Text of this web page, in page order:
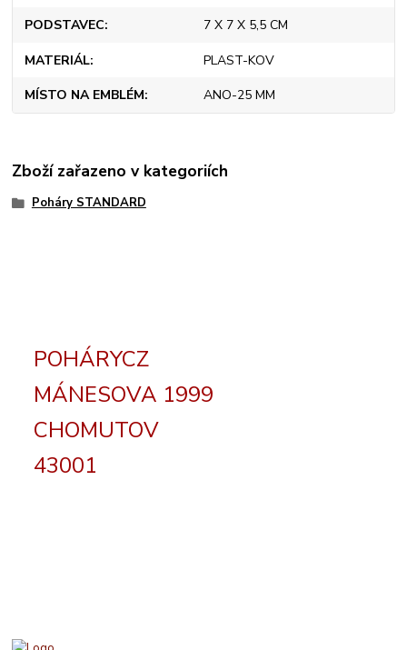
PODSTAVEC 7 X 7 X 5,5 CM
MATERIÁL PLAST-KOV
MÍSTO NA EMBLÉM ANO-25 MM
Zboží zařazeno v kategoriích
Poháry STANDARD
POHÁRYCZ
MÁNESOVA 1999
CHOMUTOV
43001